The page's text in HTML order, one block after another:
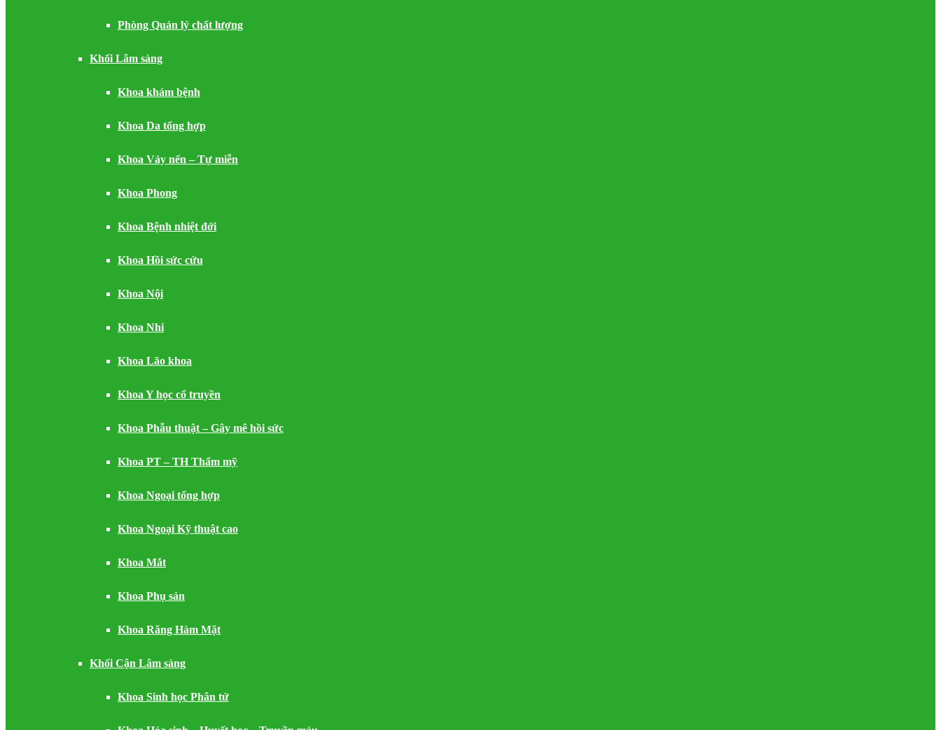
Phòng Quản lý chất lượng
Khối Lâm sàng
Khoa khám bệnh
Khoa Da tổng hợp
Khoa Vảy nến – Tự miễn
Khoa Phong
Khoa Bệnh nhiệt đới
Khoa Hồi sức cứu
Khoa Nội
Khoa Nhi
Khoa Lão khoa
Khoa Y học cổ truyền
Khoa Phẫu thuật – Gây mê hồi sức
Khoa PT – TH Thẩm mỹ
Khoa Ngoại tổng hợp
Khoa Ngoại Kỹ thuật cao
Khoa Mắt
Khoa Phụ sản
Khoa Răng Hàm Mặt
Khối Cận Lâm sàng
Khoa Sinh học Phân tử